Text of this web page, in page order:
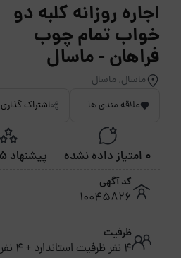
اجاره روزانه کلبه دو
خواب تمام چوب
فراهان - ماسال
ماسال, ماسال
علاقه مندی ها اشتراک گذاری
0 امتیاز داده نشده پیشنهاد 5 نفرات
کد آگهی
10045826
ظرفیت
4 نفر ظرفیت استاندارد + 4 نفر اضافه